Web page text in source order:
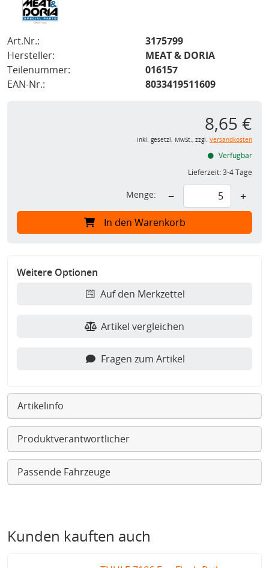
Art.Nr.:
3175799
Hersteller:
MEAT & DORIA
Teilenummer:
016157
EAN-Nr.:
8033419511609
8,65 €
inkl. gesetzl. MwSt., zzgl. Versandkosten
Verfügbar
Lieferzeit:3-4 Tage
Menge: − +
In den Warenkorb
Weitere Optionen
Auf den Merkzettel
Artikel vergleichen
Fragen zum Artikel
Artikelinfo
Produktverantwortlicher
Passende Fahrzeuge
Kunden kauften auch